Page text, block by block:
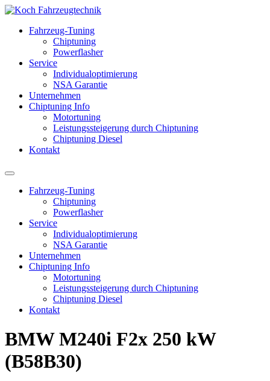
Fahrzeug-Tuning
Chiptuning
Powerflasher
Service
Individualoptimierung
NSA Garantie
Unternehmen
Chiptuning Info
Motortuning
Leistungssteigerung durch Chiptuning
Chiptuning Diesel
Kontakt
Fahrzeug-Tuning
Chiptuning
Powerflasher
Service
Individualoptimierung
NSA Garantie
Unternehmen
Chiptuning Info
Motortuning
Leistungssteigerung durch Chiptuning
Chiptuning Diesel
Kontakt
BMW M240i F2x 250 kW
(B58B30)